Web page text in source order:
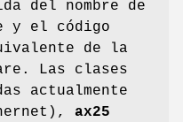
del nombre de
y el código
de la
Las clases
actualmente
ax25